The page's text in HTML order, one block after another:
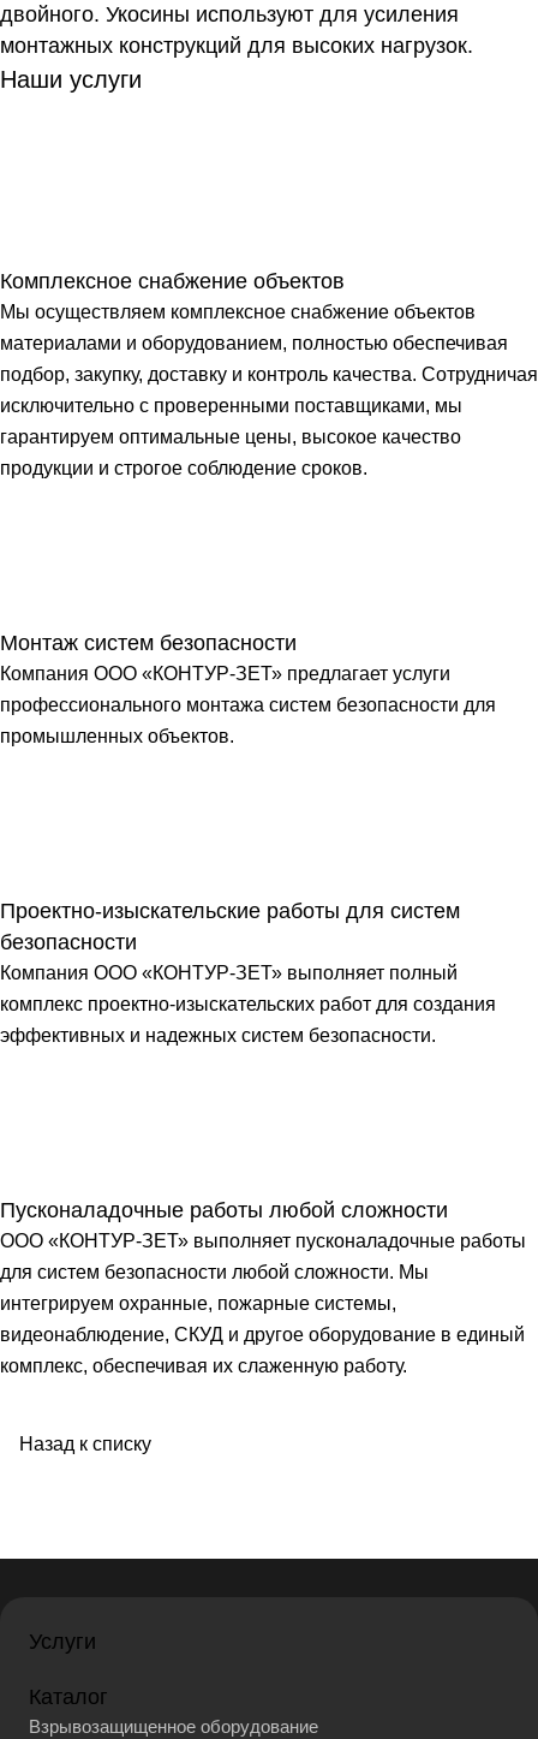
двойного. Укосины используют для усиления
монтажных конструкций для высоких нагрузок.
Наши услуги
Комплексное снабжение объектов
Мы осуществляем комплексное снабжение объектов
материалами и оборудованием, полностью обеспечивая
подбор, закупку, доставку и контроль качества. Сотрудничая
исключительно с проверенными поставщиками, мы
гарантируем оптимальные цены, высокое качество
продукции и строгое соблюдение сроков.
Монтаж систем безопасности
Компания ООО «КОНТУР-ЗЕТ» предлагает услуги
профессионального монтажа систем безопасности для
промышленных объектов.
Проектно-изыскательские работы для систем
безопасности
Компания ООО «КОНТУР-ЗЕТ» выполняет полный
комплекс проектно-изыскательских работ для создания
эффективных и надежных систем безопасности.
Пусконаладочные работы любой сложности
ООО «КОНТУР-ЗЕТ» выполняет пусконаладочные работы
для систем безопасности любой сложности. Мы
интегрируем охранные, пожарные системы,
видеонаблюдение, СКУД и другое оборудование в единый
комплекс, обеспечивая их слаженную работу.
Назад к списку
Услуги
Каталог
Взрывозащищенное оборудование